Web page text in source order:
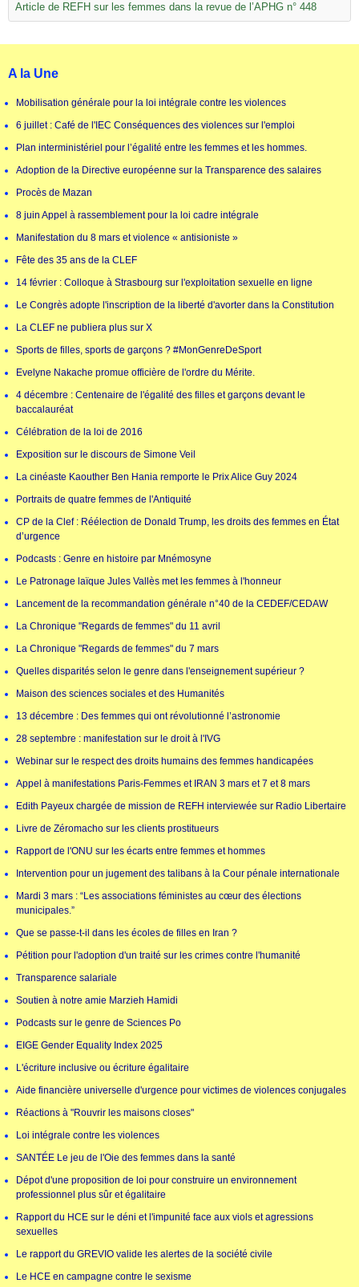
Article de REFH sur les femmes dans la revue de l’APHG n° 448
A la Une
Mobilisation générale pour la loi intégrale contre les violences
6 juillet : Café de l'IEC Conséquences des violences sur l'emploi
Plan interministériel pour l’égalité entre les femmes et les hommes.
Adoption de la Directive européenne sur la Transparence des salaires
Procès de Mazan
8 juin Appel à rassemblement pour la loi cadre intégrale
Manifestation du 8 mars et violence « antisioniste »
Fête des 35 ans de la CLEF
14 février : Colloque à Strasbourg sur l'exploitation sexuelle en ligne
Le Congrès adopte l'inscription de la liberté d'avorter dans la Constitution
La CLEF ne publiera plus sur X
Sports de filles, sports de garçons ? #MonGenreDeSport
Evelyne Nakache promue officière de l'ordre du Mérite.
4 décembre : Centenaire de l'égalité des filles et garçons devant le
baccalauréat
Célébration de la loi de 2016
Exposition sur le discours de Simone Veil
La cinéaste Kaouther Ben Hania remporte le Prix Alice Guy 2024
Portraits de quatre femmes de l'Antiquité
CP de la Clef : Réélection de Donald Trump, les droits des femmes en État
d’urgence
Podcasts : Genre en histoire par Mnémosyne
Le Patronage laïque Jules Vallès met les femmes à l'honneur
Lancement de la recommandation générale n°40 de la CEDEF/CEDAW
La Chronique "Regards de femmes" du 11 avril
La Chronique "Regards de femmes" du 7 mars
Quelles disparités selon le genre dans l'enseignement supérieur ?
Maison des sciences sociales et des Humanités
13 décembre : Des femmes qui ont révolutionné l’astronomie
28 septembre : manifestation sur le droit à l'IVG
Webinar sur le respect des droits humains des femmes handicapées
Appel à manifestations Paris-Femmes et IRAN 3 mars et 7 et 8 mars
Edith Payeux chargée de mission de REFH interviewée sur Radio Libertaire
Livre de Zéromacho sur les clients prostitueurs
Rapport de l'ONU sur les écarts entre femmes et hommes
Intervention pour un jugement des talibans à la Cour pénale internationale
Mardi 3 mars : “Les associations féministes au cœur des élections
municipales.”
Que se passe-t-il dans les écoles de filles en Iran ?
Pétition pour l'adoption d'un traité sur les crimes contre l'humanité
Transparence salariale
Soutien à notre amie Marzieh Hamidi
Podcasts sur le genre de Sciences Po
EIGE Gender Equality Index 2025
L'écriture inclusive ou écriture égalitaire
Aide financière universelle d'urgence pour victimes de violences conjugales
Réactions à "Rouvrir les maisons closes"
Loi intégrale contre les violences
SANTÉE Le jeu de l'Oie des femmes dans la santé
Dépot d'une proposition de loi pour construire un environnement
professionnel plus sûr et égalitaire
Rapport du HCE sur le déni et l'impunité face aux viols et agressions
sexuelles
Le rapport du GREVIO valide les alertes de la société civile
Le HCE en campagne contre le sexisme